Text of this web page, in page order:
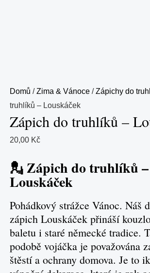
Domů /Zima & Vánoce /Zápichy do
truhlíků – Louskáček
Zápich do truhlíků –
20,00 Kč
💂 Zápich do truhlíků –
Louskáček
Pohádkový strážce Vánoc. Náš
zápich Louskáček přináší
baletu i staré německé tradice.
podobě vojáčka je považována
štěstí a ochrany domova. Je to